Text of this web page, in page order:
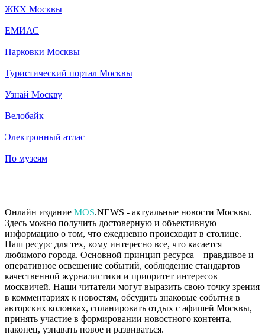
ЖКХ Москвы
ЕМИАС
Парковки Москвы
Туристический портал Москвы
Узнай Москву
Велобайк
Электронный атлас
По музеям
Онлайн издание MOS.NEWS - актуальные новости Москвы.
Здесь можно получить достоверную и объективную
информацию о том, что ежедневно происходит в столице.
Наш ресурс для тех, кому интересно все, что касается
любимого города. Основной принцип ресурса – правдивое и
оперативное освещение событий, соблюдение стандартов
качественной журналистики и приоритет интересов
москвичей. Наши читатели могут выразить свою точку зрения
в комментариях к новостям, обсудить знаковые события в
авторских колонках, спланировать отдых с афишей Москвы,
принять участие в формировании новостного контента,
наконец, узнавать новое и развиваться.